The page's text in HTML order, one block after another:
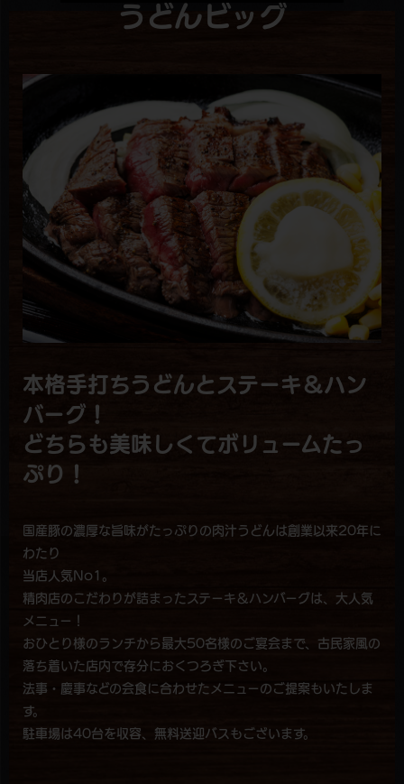
うどんビッグ
本格手打ちうどんとステーキ＆ハン
バーグ！
どちらも美味しくてボリュームたっ
ぷり！
国産豚の濃厚な旨味がたっぷりの肉汁うどんは創業以来20年に
わたり
当店人気No1。
精肉店のこだわりが詰まったステーキ＆ハンバーグは、大人気
メニュー！
おひとり様のランチから最大50名様のご宴会まで、古民家風の
落ち着いた店内で存分におくつろぎ下さい。
法事・慶事などの会食に合わせたメニューのご提案もいたしま
す。
駐車場は40台を収容、無料送迎バスもございます。